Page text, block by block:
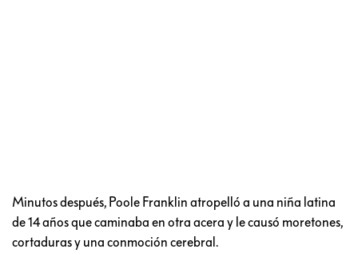
Minutos después, Poole Franklin atropelló a una niña latina
de 14 años que caminaba en otra acera y le causó moretones,
cortaduras y una conmoción cerebral.